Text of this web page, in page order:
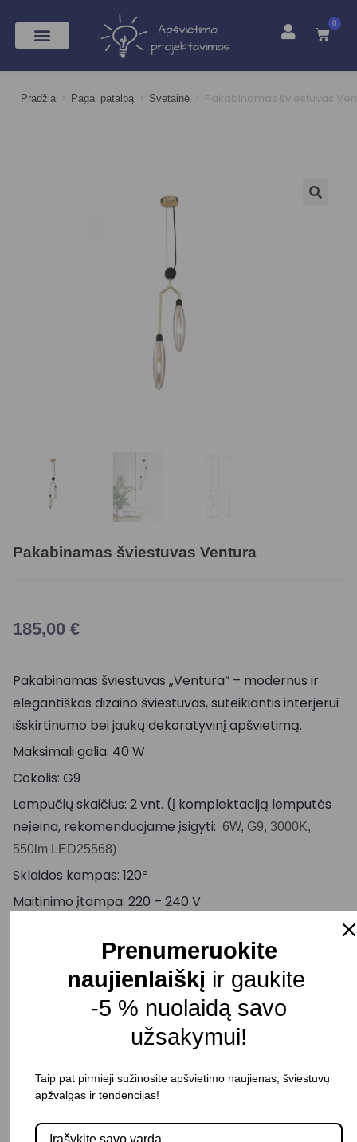
0
Pradžia > Pagal patalpą > Svetainė > Pakabinamas šviestuvas
Pakabinamas šviestuvas Ventura
185,00 €
Pakabinamas šviestuvas „Ventura“ – modernus ir
elegantiškas dizaino šviestuvas, suteikiantis interjerui
išskirtinumo bei jaukų dekoratyvinį apšvietimą.
Maksimali galia: 40 W
Cokolis: G9
Lempučių skaičius: 2 vnt. (į komplektaciją lemputės
neįeina, rekomenduojame įsigyti: 6W, G9, 3000K,
550lm LED25568)
Sklaidos kampas: 120º
Maitinimo įtampa: 220 – 240 V
Aukštis: 1875 mm
Spalva: Aukso/juoda
Atsparumas drėgmei: IP20
+ Į KREPŠELĮ
Prenumeruokite
naujienlaiškį ir gaukite
-5 % nuolaidą savo
užsakymui!
Taip pat pirmieji sužinosite apšvietimo naujienas, šviestuvų
apžvalgas ir tendencijas!